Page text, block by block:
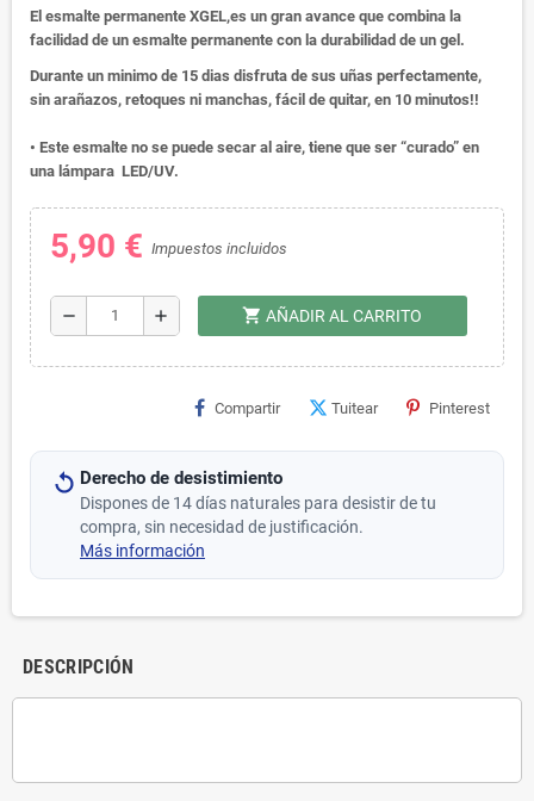
El esmalte permanente XGEL,es un gran avance que combina la
facilidad de un esmalte permanente con la durabilidad de un gel.
Durante un minimo de 15 dias disfruta de sus uñas perfectamente,
sin arañazos, retoques ni manchas, fácil de quitar, en 10 minutos!!
• Este esmalte no se puede secar al aire, tiene que ser “curado” en
una lámpara LED/UV.
5,90 € Impuestos incluidos
remove add shopping_cart AÑADIR AL CARRITO
Compartir Tuitear Pinterest
Derecho de desistimiento
Dispones de 14 días naturales para desistir de tu
compra, sin necesidad de justificación.
Más información
DESCRIPCIÓN